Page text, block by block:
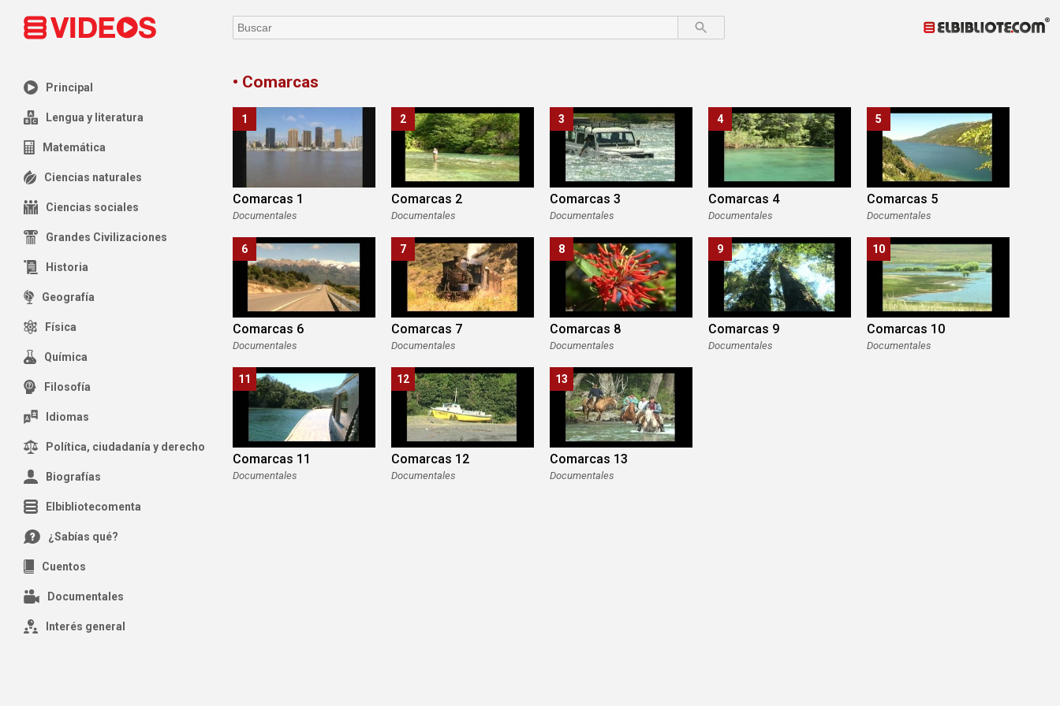
Principal
Lengua y literatura
Matemática
Ciencias naturales
Ciencias sociales
Grandes Civilizaciones
Historia
Geografía
Física
Química
Filosofía
Idiomas
Política, ciudadanía y derecho
Biografías
Elbibliotecomenta
¿Sabías qué?
Cuentos
Documentales
Interés general
• Comarcas
1
Comarcas 1
Documentales
2
Comarcas 2
Documentales
3
Comarcas 3
Documentales
4
Comarcas 4
Documentales
5
Comarcas 5
Documentales
6
Comarcas 6
Documentales
7
Comarcas 7
Documentales
8
Comarcas 8
Documentales
9
Comarcas 9
Documentales
10
Comarcas 10
Documentales
11
Comarcas 11
Documentales
12
Comarcas 12
Documentales
13
Comarcas 13
Documentales